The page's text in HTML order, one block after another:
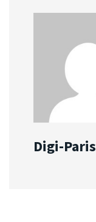
Digi-Paris